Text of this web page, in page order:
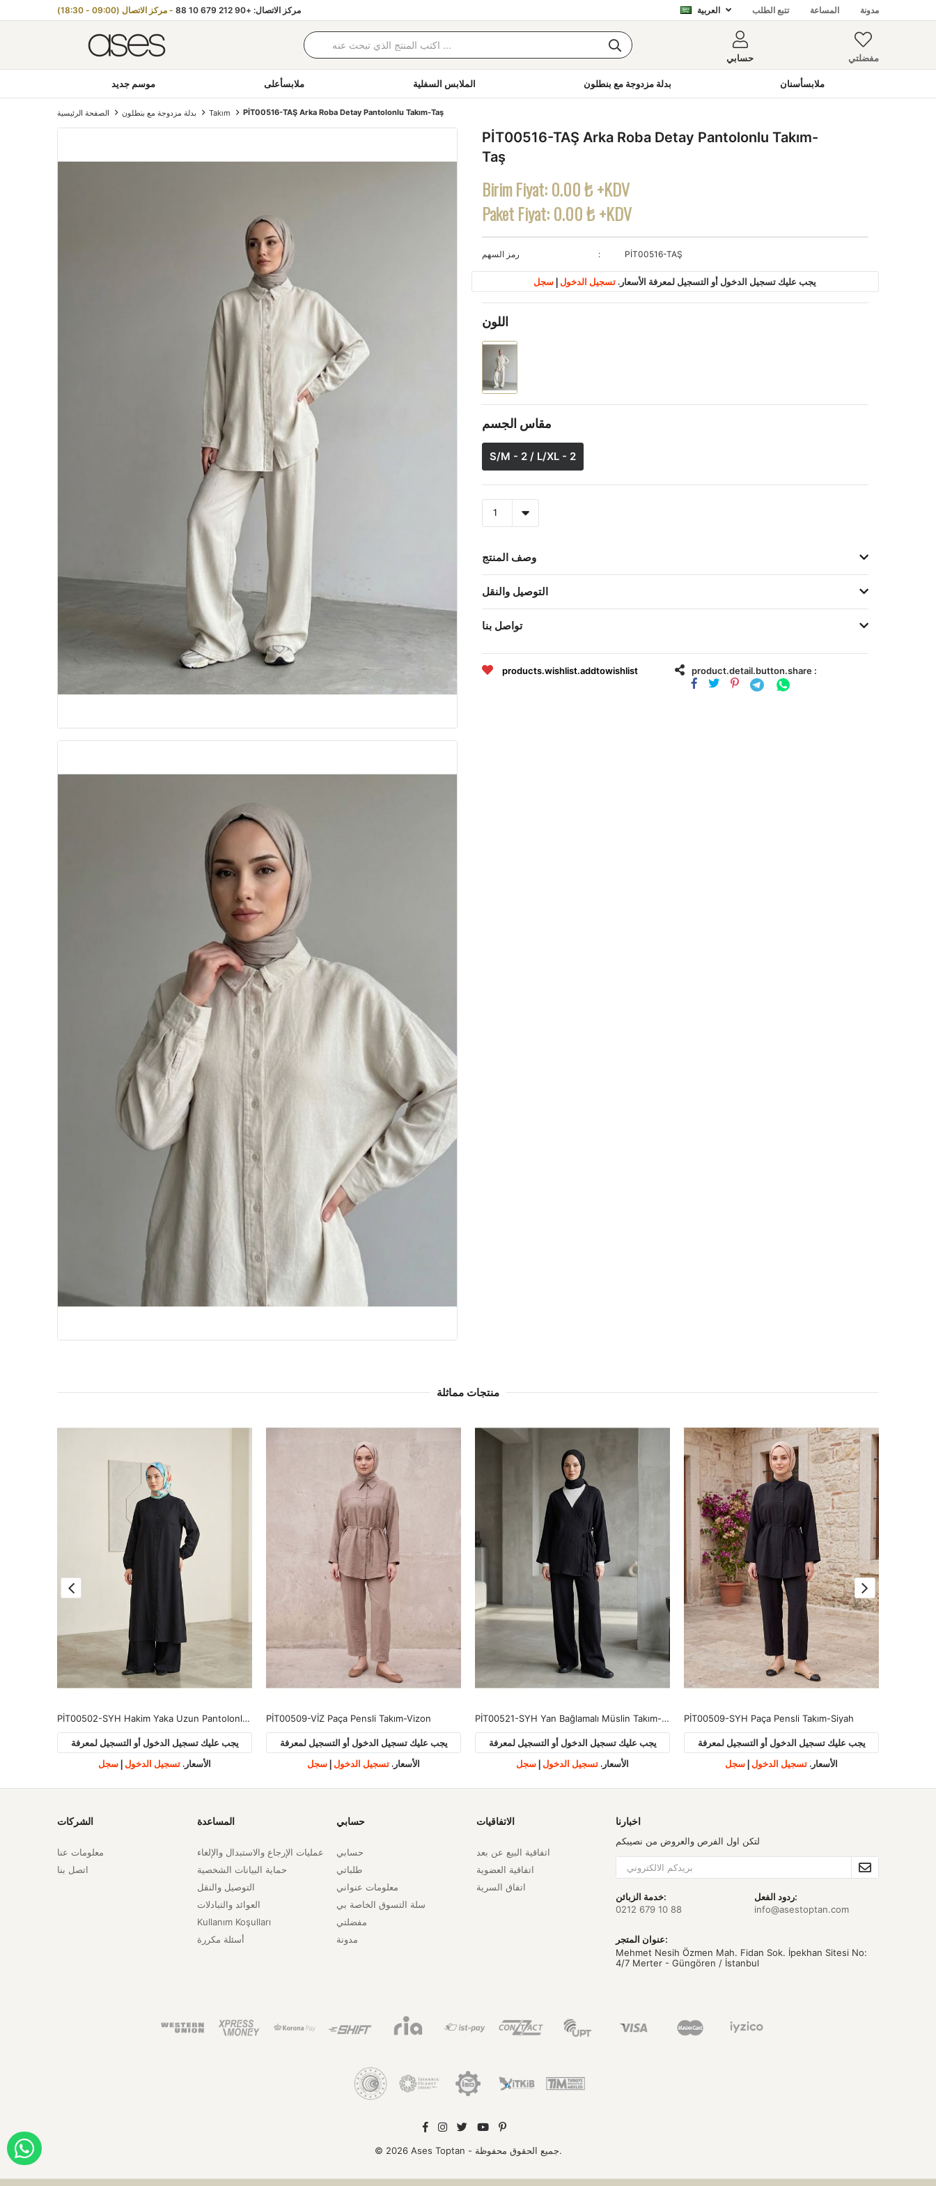
مركز الاتصال: +90 212 679 10 88 - مركز الاتصال (09:00 - 18:30) العربية تتبع الطلب المساعة مدونة
حسابي مفضلتي
موسم جديد ملابسأعلى الملابس السفلية بدلة مزدوجة مع بنطلون ملابسأسنان
الصفحة الرئيسية بدلة مزدوجة مع بنطلون Takım PİT00516-TAŞ Arka Roba Detay Pantolonlu Takım-Taş
PİT00516-TAŞ Arka Roba Detay Pantolonlu Takım-
Taş
Birim Fiyat:0.00 ₺ +KDV
Paket Fiyat:0.00 ₺ +KDV
رمز السهم PİT00516-TAŞ
يجب عليك تسجيل الدخول أو التسجيل لمعرفة الأسعار. تسجيل الدخول | سجل
اللون
مقاس الجسم
S/M - 2 / L/XL - 2
وصف المنتج
التوصيل والنقل
تواصل بنا
products.wishlist.addtowishlist product.detail.button.share :
منتجات مماثلة
PİT00502-SYH Hakim Yaka Uzun Pantolonlu Takım-Siyah
يجب عليك تسجيل الدخول أو التسجيل لمعرفة
الأسعار. تسجيل الدخول سجل
PİT00509-VİZ Paça Pensli Takım-Vizon
يجب عليك تسجيل الدخول أو التسجيل لمعرفة
الأسعار. تسجيل الدخول سجل
PİT00521-SYH Yan Bağlamalı Müslin Takım-Siyah
يجب عليك تسجيل الدخول أو التسجيل لمعرفة
الأسعار. تسجيل الدخول سجل
PİT00509-SYH Paça Pensli Takım-Siyah
يجب عليك تسجيل الدخول أو التسجيل لمعرفة
الأسعار. تسجيل الدخول سجل
الشركات
معلومات عنا
اتصل بنا
المساعدة
عمليات الإرجاع والاستبدال والإلغاء
حماية البيانات الشخصية
التوصيل والنقل
العوائد والتبادلات
Kullanım Koşulları
أسئلة مكررة
حسابي
حسابي
طلباتي
معلومات عنواني
سلة التسوق الخاصة بي
مفضلتي
مدونة
الاتفاقيات
اتفاقية البيع عن بعد
اتفاقية العضوية
اتفاق السرية
اخبارنا
لتكن اول الفرص والعروض من نصيبكم
خدمة الزبائن:
0212 679 10 88
ردود الفعل:
info@asestoptan.com
عنوان المتجر:
Mehmet Nesih Özmen Mah. Fidan Sok. İpekhan Sitesi No:
4/7 Merter - Güngören / İstanbul
© 2026 Ases Toptan - جميع الحقوق محفوظة.